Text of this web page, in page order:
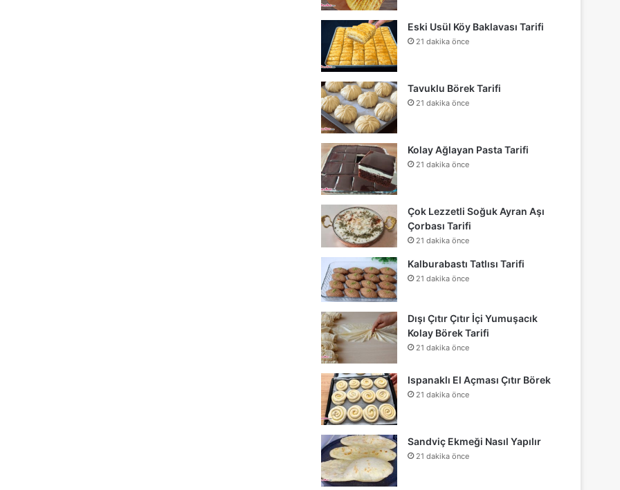
Eski Usül Köy Baklavası Tarifi
21 dakika önce
Tavuklu Börek Tarifi
21 dakika önce
Kolay Ağlayan Pasta Tarifi
21 dakika önce
Çok Lezzetli Soğuk Ayran Aşı
Çorbası Tarifi
21 dakika önce
Kalburabastı Tatlısı Tarifi
21 dakika önce
Dışı Çıtır Çıtır İçi Yumuşacık
Kolay Börek Tarifi
21 dakika önce
Ispanaklı El Açması Çıtır Börek
21 dakika önce
Sandviç Ekmeği Nasıl Yapılır
21 dakika önce